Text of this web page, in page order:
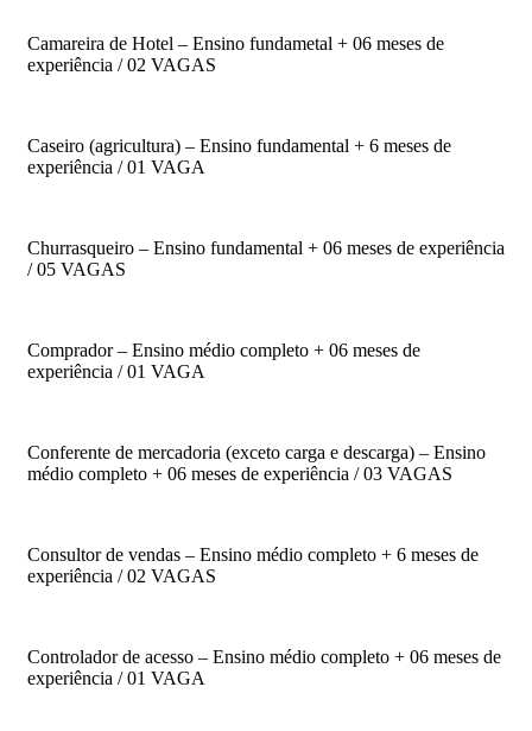
Camareira de Hotel – Ensino fundametal + 06 meses de
experiência / 02 VAGAS
Caseiro (agricultura) – Ensino fundamental + 6 meses de
experiência / 01 VAGA
Churrasqueiro – Ensino fundamental + 06 meses de experiência
/ 05 VAGAS
Comprador – Ensino médio completo + 06 meses de
experiência / 01 VAGA
Conferente de mercadoria (exceto carga e descarga) – Ensino
médio completo + 06 meses de experiência / 03 VAGAS
Consultor de vendas – Ensino médio completo + 6 meses de
experiência / 02 VAGAS
Controlador de acesso – Ensino médio completo + 06 meses de
experiência / 01 VAGA